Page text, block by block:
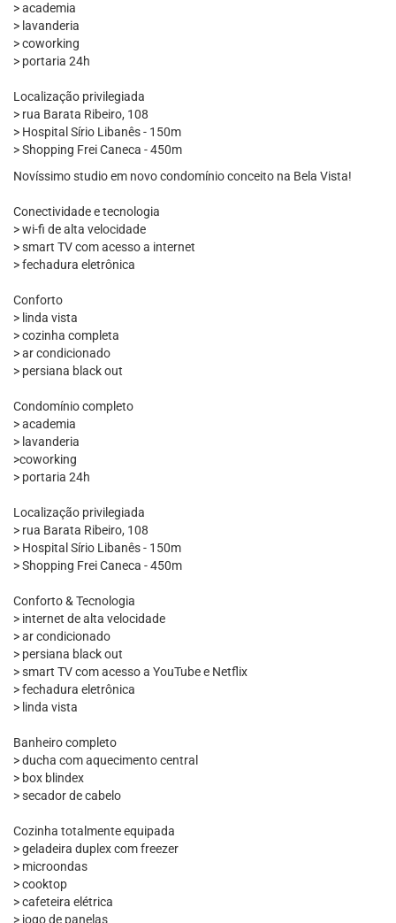
> academia
> lavanderia
> coworking
> portaria 24h
Localização privilegiada
> rua Barata Ribeiro, 108
> Hospital Sírio Libanês - 150m
> Shopping Frei Caneca - 450m
Novíssimo studio em novo condomínio conceito na Bela Vista!
Conectividade e tecnologia
> wi-fi de alta velocidade
> smart TV com acesso a internet
> fechadura eletrônica
Conforto
> linda vista
> cozinha completa
> ar condicionado
> persiana black out
Condomínio completo
> academia
> lavanderia
>coworking
> portaria 24h
Localização privilegiada
> rua Barata Ribeiro, 108
> Hospital Sírio Libanês - 150m
> Shopping Frei Caneca - 450m
Conforto & Tecnologia
> internet de alta velocidade
> ar condicionado
> persiana black out
> smart TV com acesso a YouTube e Netflix
> fechadura eletrônica
> linda vista
Banheiro completo
> ducha com aquecimento central
> box blindex
> secador de cabelo
Cozinha totalmente equipada
> geladeira duplex com freezer
> microondas
> cooktop
> cafeteira elétrica
> jogo de panelas